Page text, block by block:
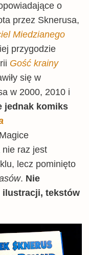
o
przez Sknerusa,
Miedzianego
przygodzie
Gość krainy
się w
w 2000, 2010 i
jednak komiks
nie raz jest
lecz pominięto
. Nie
ilustracji, tekstów